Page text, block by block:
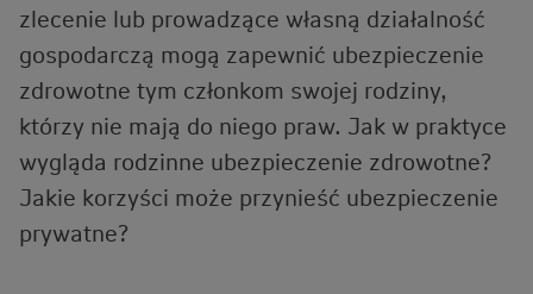
zlecenie lub prowadzące własną działalność
gospodarczą mogą zapewnić ubezpieczenie
zdrowotne tym członkom swojej rodziny,
którzy nie mają do niego praw. Jak w praktyce
wygląda rodzinne ubezpieczenie zdrowotne?
Jakie korzyści może przynieść ubezpieczenie
prywatne?